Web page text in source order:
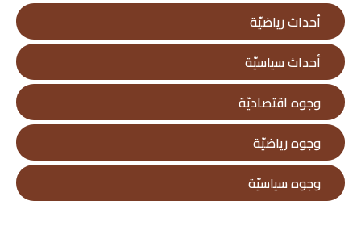
أحداث رياضيّة
أحداث سياسيّة
وجوه اقتصاديّة
وجوه رياضيّة
وجوه سياسيّة